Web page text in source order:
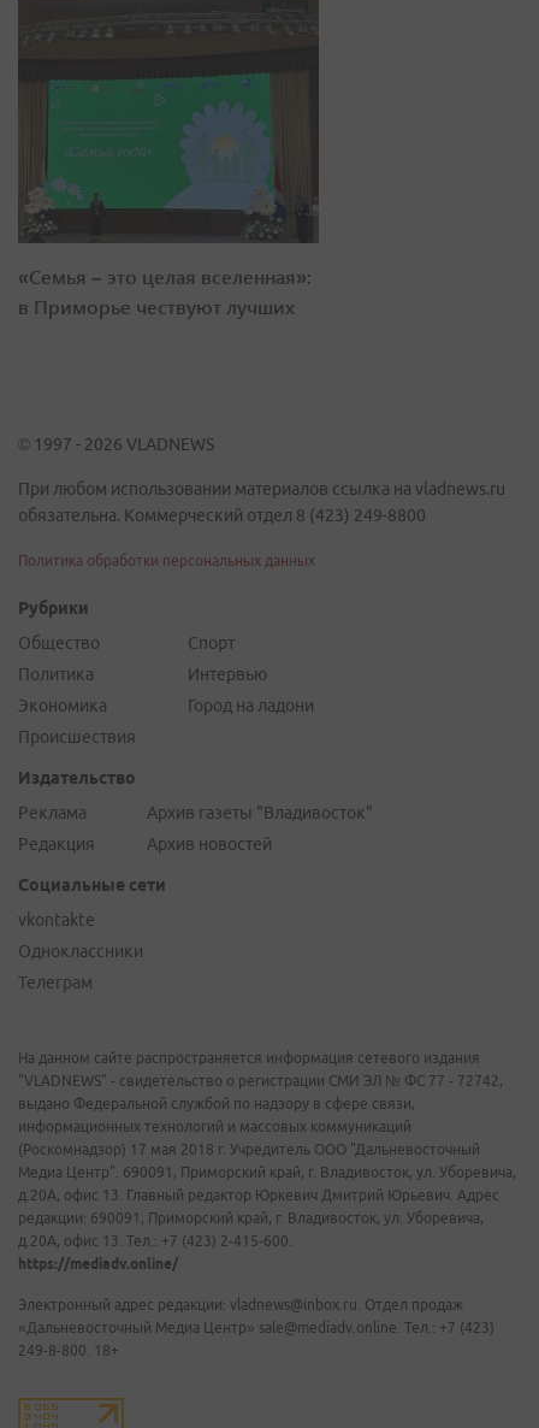
«Семья – это целая вселенная»:
в Приморье чествуют лучших
© 1997 - 2026 VLADNEWS
При любом использовании материалов ссылка на vladnews.ru
обязательна. Коммерческий отдел 8 (423) 249-8800
Политика обработки персональных данных
Рубрики
Общество
Политика
Экономика
Происшествия
Спорт
Интервью
Город на ладони
Издательство
Реклама
Редакция
Архив газеты "Владивосток"
Архив новостей
Социальные сети
vkontakte
Одноклассники
Телеграм
На данном сайте распространяется информация сетевого издания
"VLADNEWS" - свидетельство о регистрации СМИ ЭЛ № ФС 77 - 72742,
выдано Федеральной службой по надзору в сфере связи,
информационных технологий и массовых коммуникаций
(Роскомнадзор) 17 мая 2018 г. Учредитель ООО "Дальневосточный
Медиа Центр". 690091, Приморский край, г. Владивосток, ул. Уборевича,
д.20А, офис 13. Главный редактор Юркевич Дмитрий Юрьевич. Адрес
редакции: 690091, Приморский край, г. Владивосток, ул. Уборевича,
д.20А, офис 13. Тел.: +7 (423) 2-415-600.
https://mediadv.online/
Электронный адрес редакции: vladnews@inbox.ru. Отдел продаж
«Дальневосточный Медиа Центр» sale@mediadv.online. Тел.: +7 (423)
249-8-800. 18+